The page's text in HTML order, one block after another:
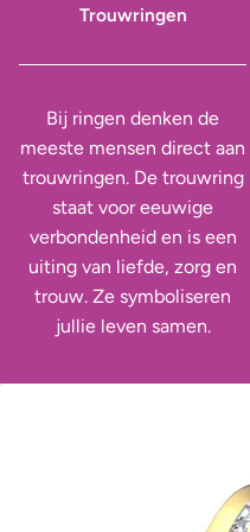
Trouwringen
Bij ringen denken de
meeste mensen direct aan
trouwringen. De trouwring
staat voor eeuwige
verbondenheid en is een
uiting van liefde, zorg en
trouw. Ze symboliseren
jullie leven samen.